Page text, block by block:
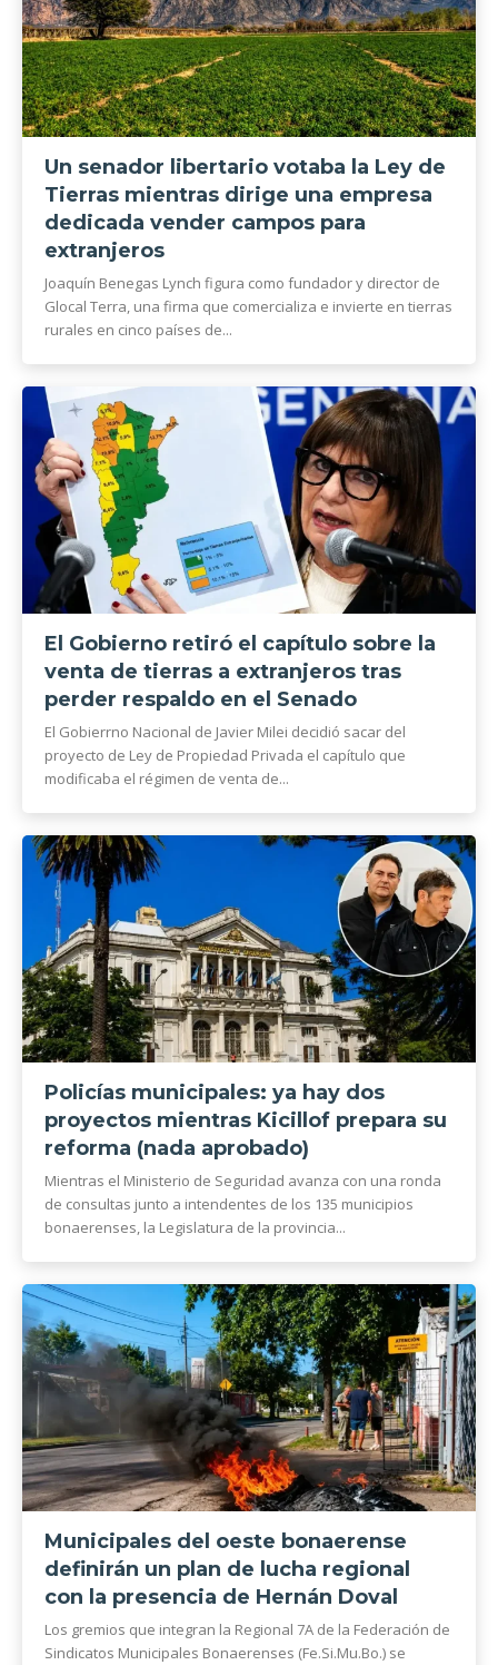
Un senador libertario votaba la Ley de
Tierras mientras dirige una empresa
dedicada vender campos para
extranjeros
Joaquín Benegas Lynch figura como fundador y director de
Glocal Terra, una firma que comercializa e invierte en tierras
rurales en cinco países de...
El Gobierno retiró el capítulo sobre la
venta de tierras a extranjeros tras
perder respaldo en el Senado
El Gobierrno Nacional de Javier Milei decidió sacar del
proyecto de Ley de Propiedad Privada el capítulo que
modificaba el régimen de venta de...
Policías municipales: ya hay dos
proyectos mientras Kicillof prepara su
reforma (nada aprobado)
Mientras el Ministerio de Seguridad avanza con una ronda
de consultas junto a intendentes de los 135 municipios
bonaerenses, la Legislatura de la provincia...
Municipales del oeste bonaerense
definirán un plan de lucha regional
con la presencia de Hernán Doval
Los gremios que integran la Regional 7A de la Federación de
Sindicatos Municipales Bonaerenses (Fe.Si.Mu.Bo.) se